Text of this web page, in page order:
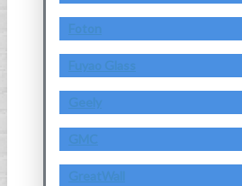
Foton
Fuyao Glass
Geely
GMC
GreatWall